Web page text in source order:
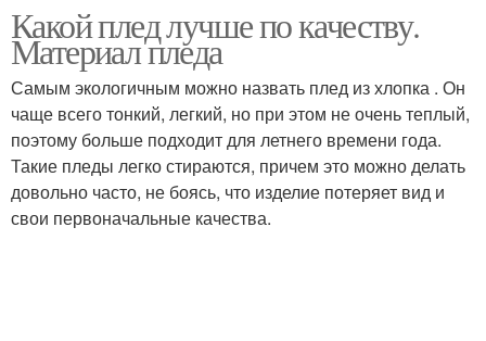
Какой плед лучше по качеству.
Материал пледа
Самым экологичным можно назвать плед из хлопка . Он
чаще всего тонкий, легкий, но при этом не очень теплый,
поэтому больше подходит для летнего времени года.
Такие пледы легко стираются, причем это можно делать
довольно часто, не боясь, что изделие потеряет вид и
свои первоначальные качества.